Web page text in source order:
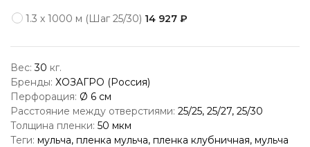
1.3 х 1000 м (Шаг 25/30) 14 927 ₽
Вес:30 кг.
Бренды: ХОЗАГРО (Россия)
Перфорация: Ø 6 см
Расстояние между отверстиями: 25/25, 25/27, 25/30
Толщина пленки: 50 мкм
Теги: мульча, пленка мульча, пленка клубничная, мульча